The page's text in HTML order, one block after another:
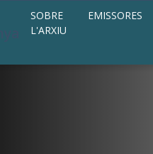
SOBRE
L'ARXIU
EMISSORES